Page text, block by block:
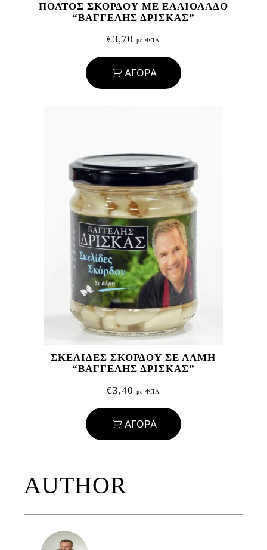
ΠΟΛΤΟΣ ΣΚΟΡΔΟΥ ΜΕ ΕΛΑΙΟΛΑΔΟ
“ΒΑΓΓΕΛΗΣ ΔΡΙΣΚΑΣ”
€3,70 με ΦΠΑ
ΑΓΟΡΑ
ΣΚΕΛΙΔΕΣ ΣΚΟΡΔΟΥ ΣΕ ΑΛΜΗ
“ΒΑΓΓΕΛΗΣ ΔΡΙΣΚΑΣ”
€3,40 με ΦΠΑ
ΑΓΟΡΑ
AUTHOR